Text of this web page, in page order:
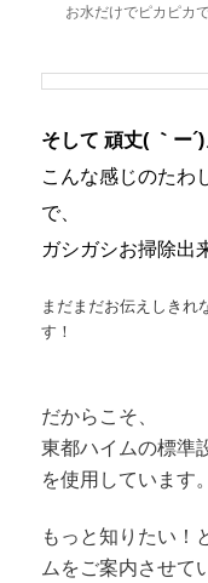
お水だけでピカピカ
そして 頑丈( ｀ー´)
こんな感じのたわ
で、
ガシガシお掃除出
まだまだお伝えしきれ
す！
だからこそ、
東都ハイムの標準
を使用しています。
もっと知りたい！
ムをご案内させて